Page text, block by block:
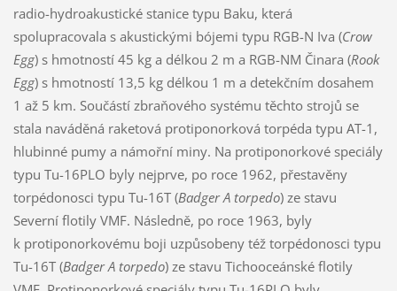
radio-hydroakustické stanice typu Baku, která
spolupracovala s akustickými bójemi typu RGB-N Iva (Crow
Egg) s hmotností 45 kg a délkou 2 m a RGB-NM Činara (Rook
Egg) s hmotností 13,5 kg délkou 1 m a detekčním dosahem
1 až 5 km. Součástí zbraňového systému těchto strojů se
stala naváděná raketová protiponorková torpéda typu AT-1,
hlubinné pumy a námořní miny. Na protiponorkové speciály
typu Tu-16PLO byly nejprve, po roce 1962, přestavěny
torpédonosci typu Tu-16T (Badger A torpedo) ze stavu
Severní flotily VMF. Následně, po roce 1963, byly
k protiponorkovému boji uzpůsobeny též torpédonosci typu
Tu-16T (Badger A torpedo) ze stavu Tichooceánské flotily